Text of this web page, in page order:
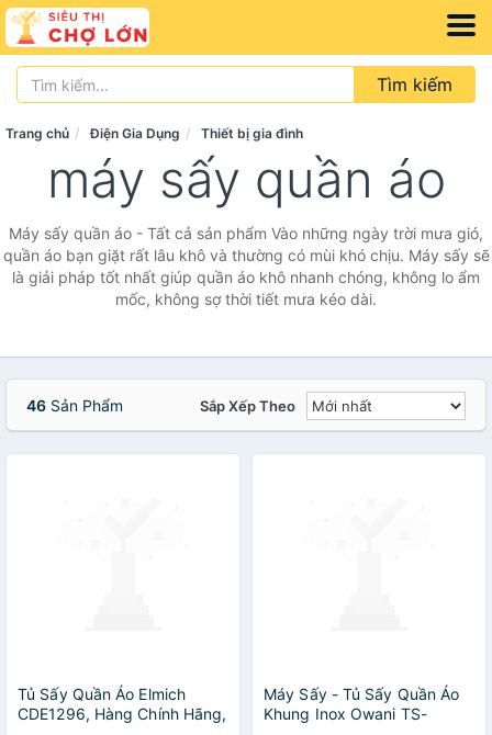
Tìm kiếm
Trang chủ Điện Gia Dụng Thiết bị gia đình
máy sấy quần áo
Máy sấy quần áo - Tất cả sản phẩm Vào những ngày trời mưa gió,
quần áo bạn giặt rất lâu khô và thường có mùi khó chịu. Máy sấy sẽ
là giải pháp tốt nhất giúp quần áo khô nhanh chóng, không lo ẩm
mốc, không sợ thời tiết mưa kéo dài.
46 Sản Phẩm Sắp Xếp Theo
Tủ Sấy Quần Áo Elmich
CDE1296, Hàng Chính Hãng,
Máy Sấy - Tủ Sấy Quần Áo
Khung Inox Owani TS-